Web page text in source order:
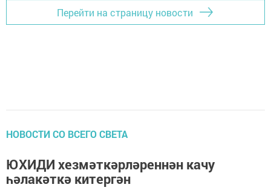
Перейти на страницу новости
НОВОСТИ СО ВСЕГО СВЕТА
ЮХИДИ хезмәткәрләреннән качу
һәлакәткә китергән